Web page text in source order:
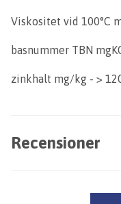
Viskositet vid 100°C
basnummer TBN
zinkhalt mg/kg - >
Recensioner